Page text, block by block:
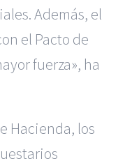
Además, el
el Pacto de
fuerza», ha
Hacienda, los